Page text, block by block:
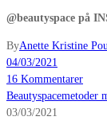
@beautyspace på
ByAnette Kristine
04/03/2021
16 Kommentarer
Beautyspacemetoder
03/03/2021